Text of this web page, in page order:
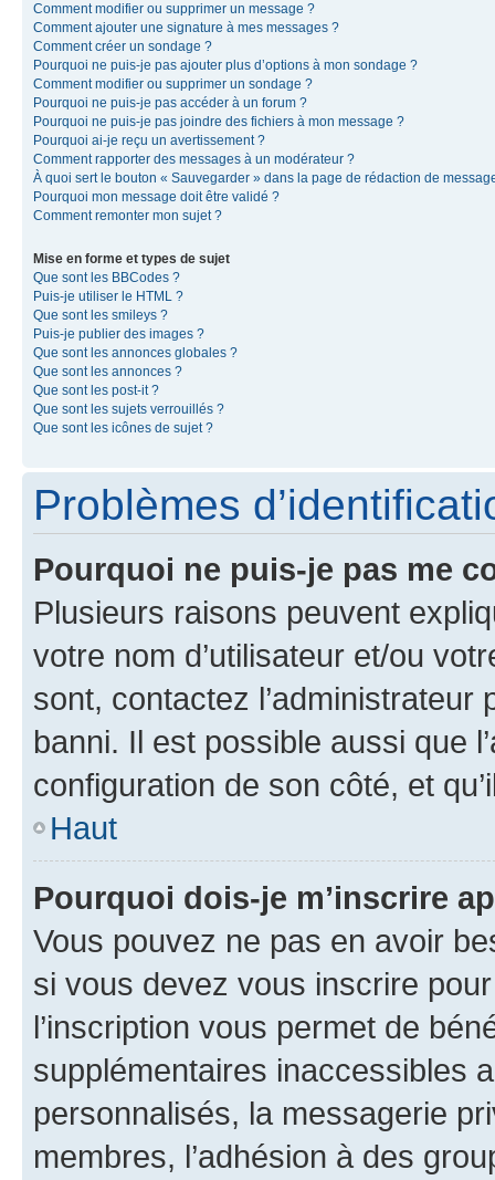
Comment modifier ou supprimer un message ?
Comment ajouter une signature à mes messages ?
Comment créer un sondage ?
Pourquoi ne puis-je pas ajouter plus d’options à mon sondage ?
Comment modifier ou supprimer un sondage ?
Pourquoi ne puis-je pas accéder à un forum ?
Pourquoi ne puis-je pas joindre des fichiers à mon message ?
Pourquoi ai-je reçu un avertissement ?
Comment rapporter des messages à un modérateur ?
À quoi sert le bouton « Sauvegarder » dans la page de rédaction de
Pourquoi mon message doit être validé ?
Comment remonter mon sujet ?
Mise en forme et types de sujet
Que sont les BBCodes ?
Puis-je utiliser le HTML ?
Que sont les smileys ?
Puis-je publier des images ?
Que sont les annonces globales ?
Que sont les annonces ?
Que sont les post-it ?
Que sont les sujets verrouillés ?
Que sont les icônes de sujet ?
Problèmes
Pourquoi ne puis-je pas me
Plusieurs raisons peuvent
votre nom d’utilisateur et/ou
sont, contactez l’administrateur
banni. Il est possible aussi que
configuration de son côté, et
Haut
Pourquoi dois-je m’inscrire
Vous pouvez ne pas en avoir
si vous devez vous inscrire
l’inscription vous permet de
supplémentaires inaccessibles
personnalisés, la messagerie
membres, l’adhésion à des